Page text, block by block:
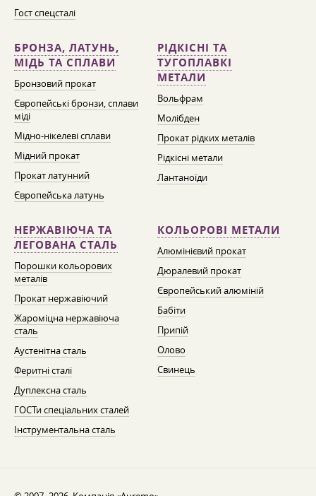
Гост спецсталі
БРОНЗА, ЛАТУНЬ,
МІДЬ ТА СПЛАВИ
Бронзовий прокат
Європейські бронзи, сплави
міді
Мідно-нікелеві сплави
Мідний прокат
Прокат латунний
Європейська латунь
РІДКІСНІ ТА
ТУГОПЛАВКІ
МЕТАЛИ
Вольфрам
Молібден
Прокат рідких металів
Рідкісні метали
Лантаноїди
НЕРЖАВІЮЧА ТА
ЛЕГОВАНА СТАЛЬ
Порошки кольорових
металів
Прокат нержавіючий
Жароміцна нержавіюча
сталь
Аустенітна сталь
Феритні сталі
Дуплексна сталь
ГОСТи спеціальних сталей
Інструментальна сталь
КОЛЬОРОВІ МЕТАЛИ
Алюмінієвий прокат
Дюралевий прокат
Європейський алюміній
Бабіти
Припій
Олово
Свинець